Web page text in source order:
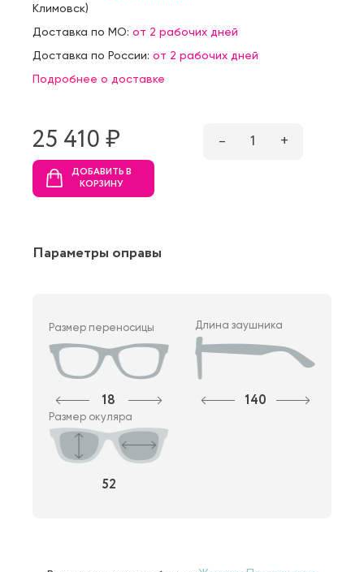
Климовск)
Доставка по МО: от 2 рабочих дней
Доставка по России: от 2 рабочих дней
Подробнее о доставке
25 410 ₷ – 1 +
ДОБАВИТЬ В
КОРЗИНУ
Параметры оправы
Размер переносицы
18
Длина заушника
140
Размер окуляра
52